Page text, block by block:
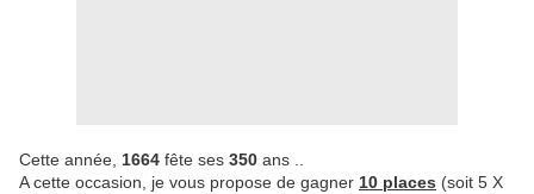
Cette année, 1664 fête ses 350 ans ..
A cette occasion, je vous propose de gagner 10 places (soit 5 X